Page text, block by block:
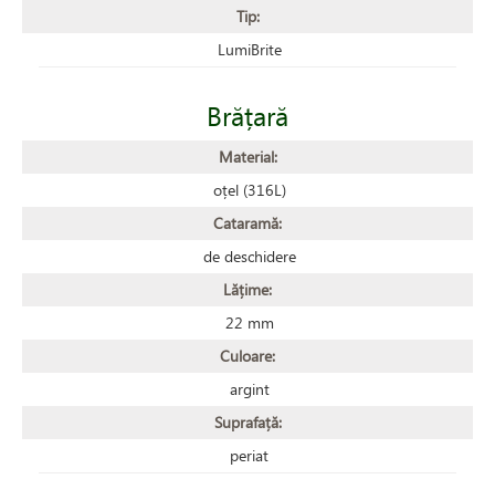
Tip:
LumiBrite
Brățară
Material:
oțel (316L)
Cataramă:
de deschidere
Lățime:
22 mm
Culoare:
argint
Suprafață:
periat